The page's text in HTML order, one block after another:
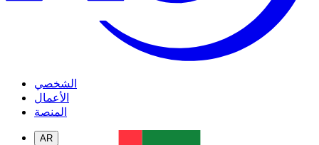
الشخصي
الأعمال
المنصة
AR